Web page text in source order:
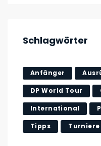
Schlagwörter
Anfänger
DP World Tour
International
Tipps Turniere